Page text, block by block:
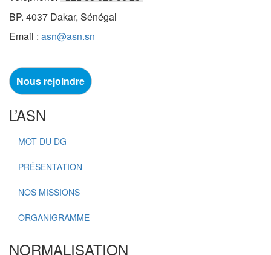
BP. 4037 Dakar, Sénégal
Email : asn@asn.sn
Nous rejoindre
L’ASN
MOT DU DG
PRÉSENTATION
NOS MISSIONS
ORGANIGRAMME
NORMALISATION